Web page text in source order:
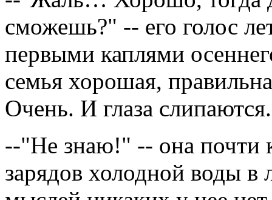
сможешь?" -- его голос
первыми каплями
семья хорошая,
Очень. И глаза слипаются.
--"Не знаю!" -- она почти
зарядов холодной воды